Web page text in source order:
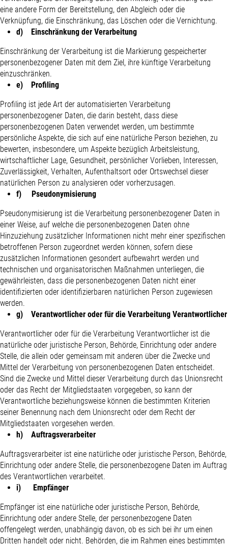
eine andere Form der Bereitstellung, den Abgleich oder die
Verknüpfung, die Einschränkung, das Löschen oder die Vernichtung.
d) Einschränkung der Verarbeitung
Einschränkung der Verarbeitung ist die Markierung gespeicherter
personenbezogener Daten mit dem Ziel, ihre künftige Verarbeitung
einzuschränken.
e) Profiling
Profiling ist jede Art der automatisierten Verarbeitung
personenbezogener Daten, die darin besteht, dass diese
personenbezogenen Daten verwendet werden, um bestimmte
persönliche Aspekte, die sich auf eine natürliche Person beziehen, zu
bewerten, insbesondere, um Aspekte bezüglich Arbeitsleistung,
wirtschaftlicher Lage, Gesundheit, persönlicher Vorlieben, Interessen,
Zuverlässigkeit, Verhalten, Aufenthaltsort oder Ortswechsel dieser
natürlichen Person zu analysieren oder vorherzusagen.
f) Pseudonymisierung
Pseudonymisierung ist die Verarbeitung personenbezogener Daten in
einer Weise, auf welche die personenbezogenen Daten ohne
Hinzuziehung zusätzlicher Informationen nicht mehr einer spezifischen
betroffenen Person zugeordnet werden können, sofern diese
zusätzlichen Informationen gesondert aufbewahrt werden und
technischen und organisatorischen Maßnahmen unterliegen, die
gewährleisten, dass die personenbezogenen Daten nicht einer
identifizierten oder identifizierbaren natürlichen Person zugewiesen
werden.
g) Verantwortlicher oder für die Verarbeitung Verantwortlicher
Verantwortlicher oder für die Verarbeitung Verantwortlicher ist die
natürliche oder juristische Person, Behörde, Einrichtung oder andere
Stelle, die allein oder gemeinsam mit anderen über die Zwecke und
Mittel der Verarbeitung von personenbezogenen Daten entscheidet.
Sind die Zwecke und Mittel dieser Verarbeitung durch das Unionsrecht
oder das Recht der Mitgliedstaaten vorgegeben, so kann der
Verantwortliche beziehungsweise können die bestimmten Kriterien
seiner Benennung nach dem Unionsrecht oder dem Recht der
Mitgliedstaaten vorgesehen werden.
h) Auftragsverarbeiter
Auftragsverarbeiter ist eine natürliche oder juristische Person, Behörde,
Einrichtung oder andere Stelle, die personenbezogene Daten im Auftrag
des Verantwortlichen verarbeitet.
i) Empfänger
Empfänger ist eine natürliche oder juristische Person, Behörde,
Einrichtung oder andere Stelle, der personenbezogene Daten
offengelegt werden, unabhängig davon, ob es sich bei ihr um einen
Dritten handelt oder nicht. Behörden, die im Rahmen eines bestimmten